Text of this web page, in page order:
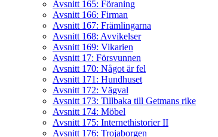
Avsnitt 165: Föraning
Avsnitt 166: Firman
Avsnitt 167: Främlingarna
Avsnitt 168: Avvikelser
Avsnitt 169: Vikarien
Avsnitt 17: Försvunnen
Avsnitt 170: Något är fel
Avsnitt 171: Hundhuset
Avsnitt 172: Vägval
Avsnitt 173: Tillbaka till Getmans rike
Avsnitt 174: Möbel
Avsnitt 175: Internethistorier II
Avsnitt 176: Trojaborgen